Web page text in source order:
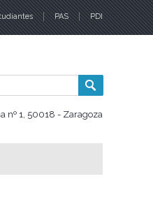
PAS PDI
Search
nº 1, 50018 - Zaragoza